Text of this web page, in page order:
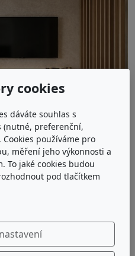
cookies
dáváte souhlas s
(nutné, preferenční,
používáme pro
měření jeho výkonnosti a
To jaké cookies budou
pod tlačítkem